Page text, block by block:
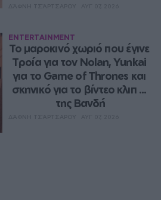
ENTERTAINMENT
Το μαροκινό χωριό που έγινε
Τροία για τον Nolan, Yunkai
για το Game of Thrones και
σκηνικό για το βίντεο κλιπ ...
της Βανδή